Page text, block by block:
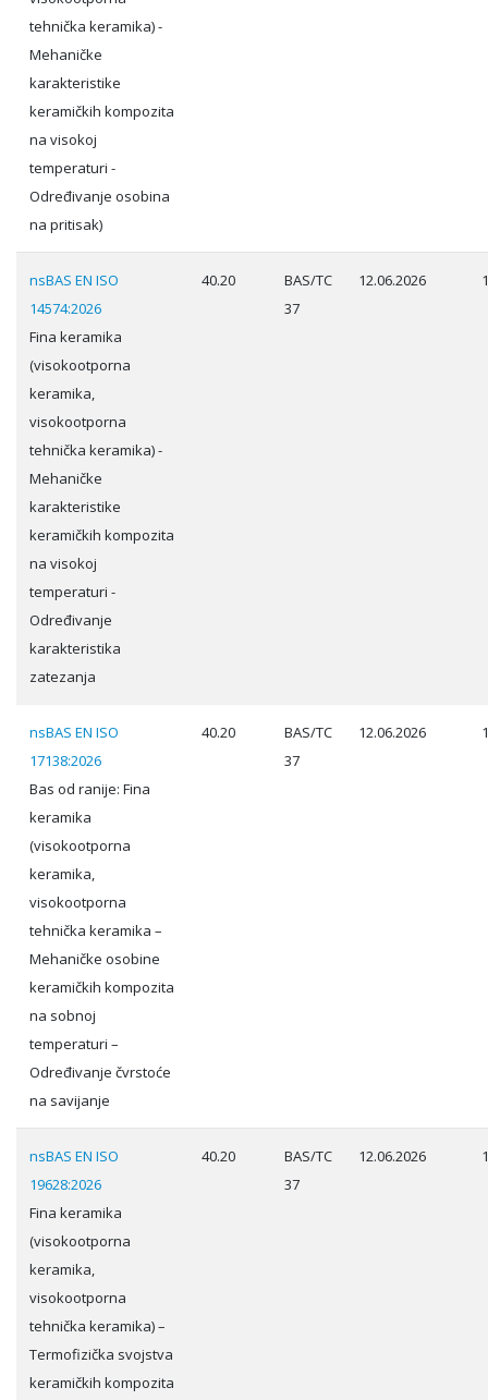
tehnička keramika) -
Mehaničke
karakteristike
keramičkih kompozita
na visokoj
temperaturi -
Određivanje osobina
na pritisak)
nsBAS EN ISO
14574:2026
Fina keramika
(visokootporna
keramika,
visokootporna
tehnička keramika) -
Mehaničke
karakteristike
keramičkih kompozita
na visokoj
temperaturi -
Određivanje
karakteristika
zatezanja
40.20
BAS/TC
37
12.06.2026
nsBAS EN ISO
17138:2026
Bas od ranije: Fina
keramika
(visokootporna
keramika,
visokootporna
tehnička keramika –
Mehaničke osobine
keramičkih kompozita
na sobnoj
temperaturi –
Određivanje čvrstoće
na savijanje
40.20
BAS/TC
37
12.06.2026
nsBAS EN ISO
19628:2026
Fina keramika
(visokootporna
keramika,
visokootporna
tehnička keramika) –
Termofizička svojstva
keramičkih kompozita
40.20
BAS/TC
37
12.06.2026